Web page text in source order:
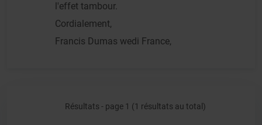
l'effet tambour.
Cordialement,
Francis Dumas wedi France,
Résultats - page 1 (1 résultats au total)